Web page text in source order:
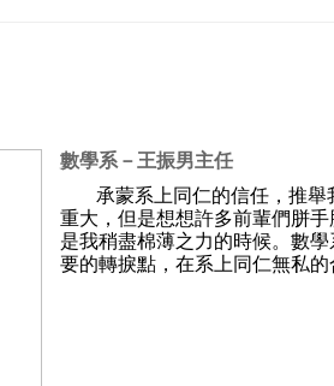
數學系－王振男主任
承蒙系上同仁的信任，推
重大，但是想想許多前輩們胼
是我稍盡棉薄之力的時候。數
要的轉捩點，在系上同仁無私